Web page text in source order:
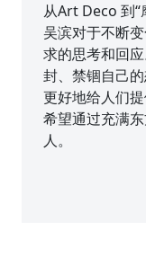
从Art Deco 到“
吴滨对于不断
求的思考和回
封、禁锢自己
更好地给人们
希望通过充满
人。